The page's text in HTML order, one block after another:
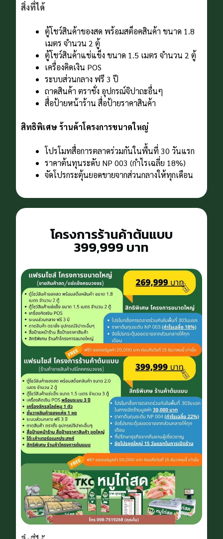
สิ่งที่ได้
ตู้โชว์สินค้าของสด พร้อมสต็อคสินค้า ขนาด 1.8
เมตร จํานวน 2 ตู้
ตู้โชว์สินค้าแช่แข็ง ขนาด 1.5 เมตร จํานวน 2 ตู้
เครื่องคิดเงิน POS
ระบบส่วนกลาง ฟรี 3 ปี
ถาดสินค้า ตราชั่ง อุปกรณ์จิปาถะอื่นๆ
สื่อป้ายหน้าร้าน สื่อป้ายราคาสินค้า
สิทธิพิเศษ ร้านค้าโครงการขนาดใหญ่
โปรโมทสื่อการตลาดร่วมกันในพื้นที่ 30 วันแรก
ราคาต้นทุนระดับ NP 003 (กําไรเฉลี่ย 18%)
จัดโปรกระตุ้นยอดขายจากส่วนกลางให้ทุกเดือน
โครงการร้านค้าต้นแบบ
399,999 บาท